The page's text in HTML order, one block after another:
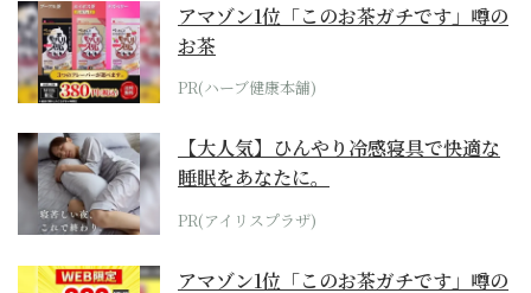
アマゾン1位「このお茶ガチです」噂の
お茶
PR(ハーブ健康本舗)
【大人気】ひんやり冷感寝具で快適な
睡眠をあなたに。
PR(アイリスプラザ)
アマゾン1位「このお茶ガチです」噂の